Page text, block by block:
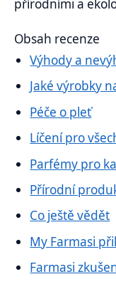
přírodními a
Obsah recenze
Výhody a
Jaké výrobky
Péče o pleť
Líčení pro
Parfémy pro
Přírodní
Co ještě vědět
My Farmasi
Farmasi